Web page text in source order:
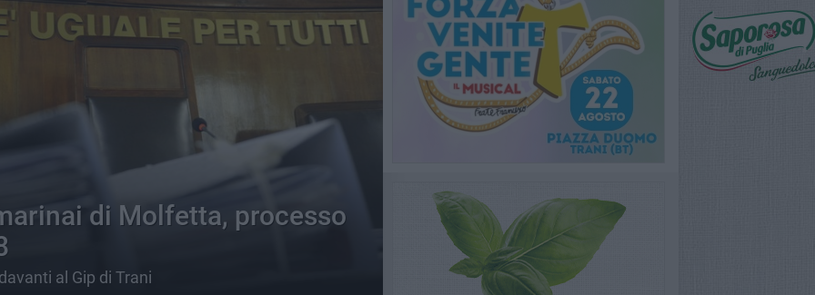
di Molfetta, processo
al Gip di Trani